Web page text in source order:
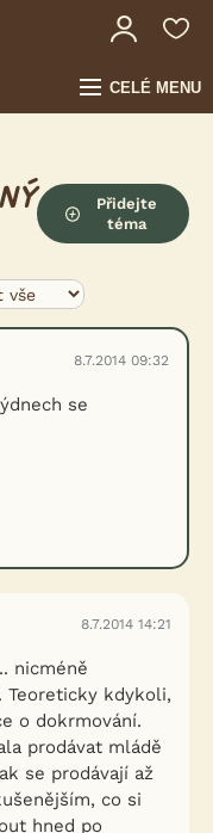
CELÉ MENU
Přidejte
téma
8.7.2014 09:32
se
8.7.2014 14:21
nicméně
kdykoli,
o dokrmování.
prodávat mládě
se prodávají až
co si
hned po